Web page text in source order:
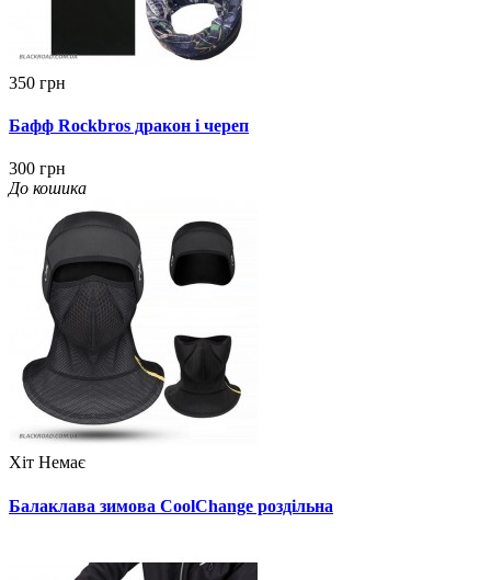
350 грн
Бафф Rockbros дракон і череп
300 грн
До кошика
Хіт Немає
Балаклава зимова CoolChange роздільна